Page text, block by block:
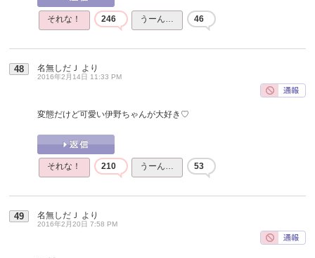
それな！ 246 うーん… 46
48 名無しだＪ より
2016年2月14日 11:33 PM
変態だけど可愛い伊野ちゃんが大好き♡
それな！ 210 うーん… 53
49 名無しだＪ より
2016年2月20日 7:58 PM